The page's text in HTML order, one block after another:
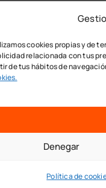
cookies propias y de
relacionada con tus
de tus hábitos de
Denegar
Política de
en Marcha?